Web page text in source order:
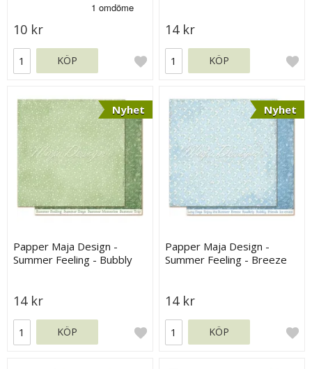
10 kr
KÖP
14 kr
KÖP
Nyhet
Papper Maja Design -
Summer Feeling - Bubbly
14 kr
KÖP
Nyhet
Papper Maja Design -
Summer Feeling - Breeze
14 kr
KÖP